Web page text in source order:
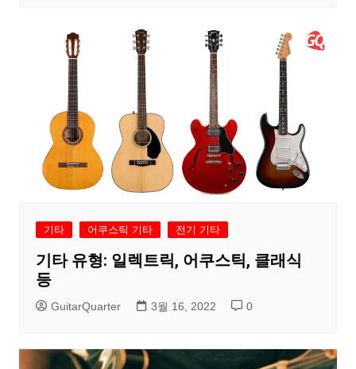
기타 어쿠스틱 기타 전기 기타
기타 유형: 일렉트릭, 어쿠스틱, 클래식
등
GuitarQuarter 3월 16, 2022 0